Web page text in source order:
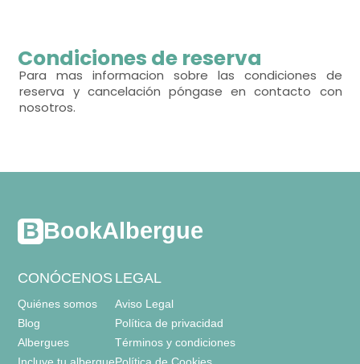
habitación con varias camas
- cama individual (90x190 cm.)
Calefacción,
Condiciones de reserva
Para mas informacion sobre las condiciones de
reserva y cancelación póngase en contacto con
nosotros.
BookAlbergue
CONÓCENOS
Quiénes somos
Blog
Albergues
LEGAL
Aviso Legal
Política de privacidad
Términos y condiciones